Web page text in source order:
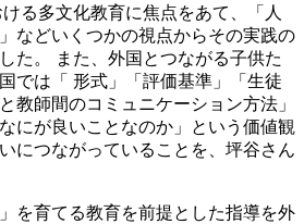
る多文化教育に焦点をあて、「人
などいくつかの視点からその実践の
た。 また、外国とつながる子供た
では「 形式」「評価基準」「生徒
教師間のコミュニケーション方法」
にが良いことなのか」という価値観
につながっていることを、坪谷さん
を育てる教育を前提とした指導を外